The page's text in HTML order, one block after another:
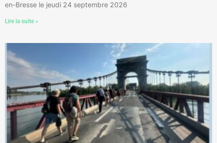
en-Bresse le jeudi 24 septembre 2026
Lire la suite »